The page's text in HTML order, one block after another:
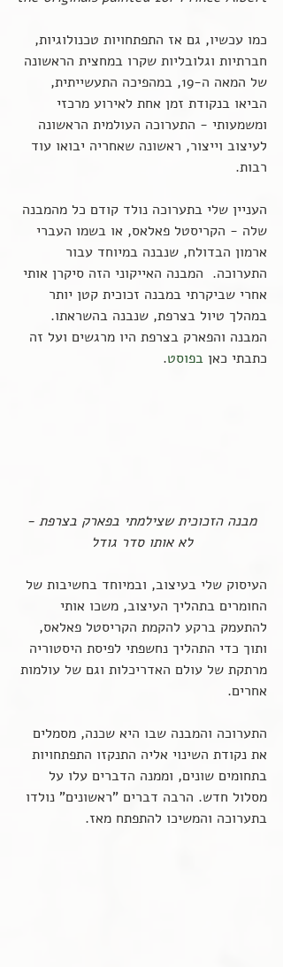
כמו עכשיו, גם אז התפתחויות טכנולוגיות,
חברתיות וגלובליות שקרו במחצית הראשונה
של המאה ה-19, במהפיכה התעשייתית,
הביאו בנקודת זמן אחת לאירוע מרכזי
ומשמעותי - התערוכה העולמית הראשונה
לעיצוב וייצור, ראשונה שאחריה יבואו עוד
רבות.
העניין שלי בתערוכה נולד קודם כל מהמבנה
שלה - הקריסטל פאלאס, או בשמו העברי
ארמון הבדולח, שנבנה במיוחד עבור
התערוכה.  המבנה האייקוני הזה סיקרן אותי
אחרי שביקרתי במבנה זכוכית קטן יותר
במהלך טיול בצרפת, שנבנה בהשראתו.
המבנה והפארק בצרפת היו מרגשים ועל זה
כתבתי כאן בפוסט.
מבנה הזכוכית שצילמתי בפארק בצרפת -
לא אותו סדר גודל
העיסוק שלי בעיצוב, ובמיוחד בחשיבות של
החומרים בתהליך העיצוב, משכו אותי
להתעמק ברקע להקמת הקריסטל פאלאס,
ותוך כדי התהליך נחשפתי לפיסת היסטוריה
מרתקת של עולם האדריכלות וגם של עולמות
אחרים.
התערוכה והמבנה שבו היא שכנה, מסמלים
את נקודת השינוי אליה התנקזו התפתחויות
בתחומים שונים, וממנה הדברים עלו על
מסלול חדש. הרבה דברים "ראשונים" נולדו
בתערוכה והמשיכו להתפתח מאז.